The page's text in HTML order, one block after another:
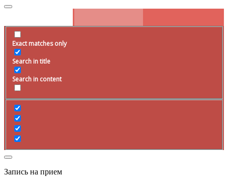
Exact matches only
Search in title
Search in content
Запись на прием